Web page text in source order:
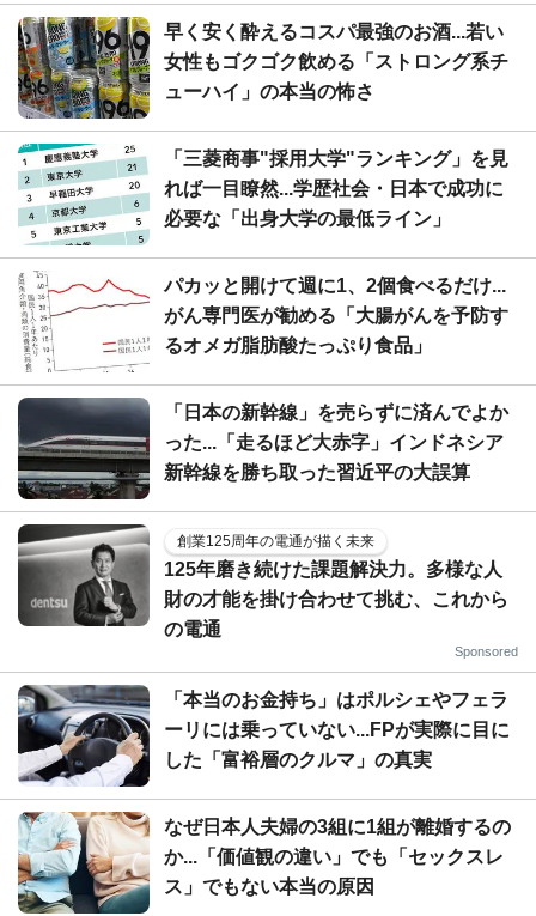
早く安く酔えるコスパ最強のお酒...若い
女性もゴクゴク飲める「ストロング系チ
ューハイ」の本当の怖さ
「三菱商事"採用大学"ランキング」を見
れば一目瞭然...学歴社会・日本で成功に
必要な「出身大学の最低ライン」
パカッと開けて週に1、2個食べるだけ...
がん専門医が勧める「大腸がんを予防す
るオメガ脂肪酸たっぷり食品」
「日本の新幹線」を売らずに済んでよか
った...「走るほど大赤字」インドネシア
新幹線を勝ち取った習近平の大誤算
創業125周年の電通が描く未来
125年磨き続けた課題解決力。多様な人
財の才能を掛け合わせて挑む、これから
の電通
Sponsored
「本当のお金持ち」はポルシェやフェラ
ーリには乗っていない...FPが実際に目に
した「富裕層のクルマ」の真実
なぜ日本人夫婦の3組に1組が離婚するの
か...「価値観の違い」でも「セックスレ
ス」でもない本当の原因